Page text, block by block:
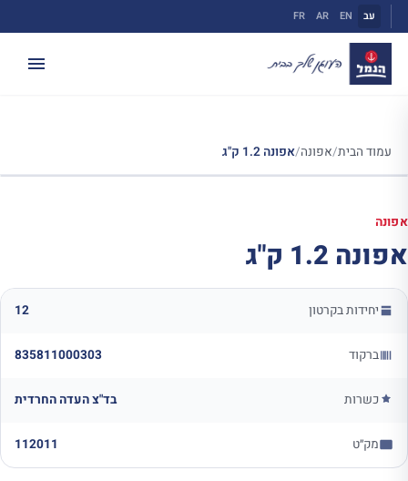
לתוכן
עב EN
AR
FR
עמוד הבית/אפונה/אפונה 1.2 ק"ג
אפונה
אפונה 1.2 ק"ג
יחידות בקרטון 12
ברקוד 835811000303
כשרות בד"צ העדה החרדית
מק״ט 112011